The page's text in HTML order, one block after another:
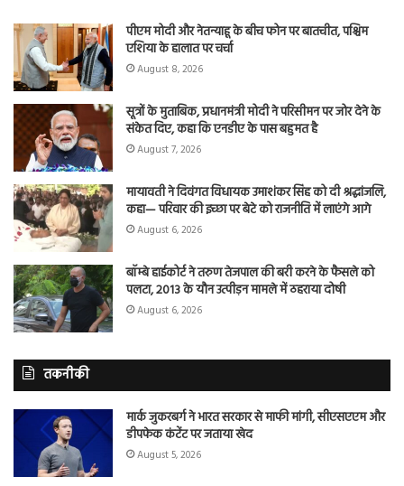
पीएम मोदी और नेतन्याहू के बीच फोन पर बातचीत, पश्चिम
एशिया के हालात पर चर्चा
August 8, 2026
सूत्रों के मुताबिक, प्रधानमंत्री मोदी ने परिसीमन पर जोर देने के
संकेत दिए, कहा कि एनडीए के पास बहुमत है
August 7, 2026
मायावती ने दिवंगत विधायक उमाशंकर सिंह को दी श्रद्धांजलि,
कहा— परिवार की इच्छा पर बेटे को राजनीति में लाएंगे आगे
August 6, 2026
बॉम्बे हाईकोर्ट ने तरुण तेजपाल की बरी करने के फैसले को
पलटा, 2013 के यौन उत्पीड़न मामले में ठहराया दोषी
August 6, 2026
तकनीकी
मार्क जुकरबर्ग ने भारत सरकार से माफी मांगी, सीएसएएम और
डीपफेक कंटेंट पर जताया खेद
August 5, 2026